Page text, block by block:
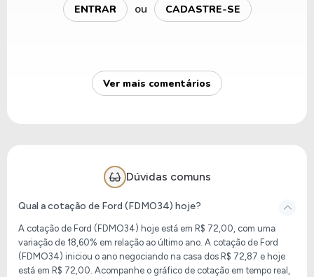
ENTRAR ou CADASTRE-SE
Ver mais comentários
Dúvidas comuns
Qual a cotação de Ford (FDMO34) hoje?
A cotação de Ford (FDMO34) hoje está em R$ 72,00, com uma
variação de 18,60% em relação ao último ano. A cotação de Ford
(FDMO34) iniciou o ano negociando na casa dos R$ 72,87 e hoje
está em R$ 72,00. Acompanhe o gráfico de cotação em tempo real,